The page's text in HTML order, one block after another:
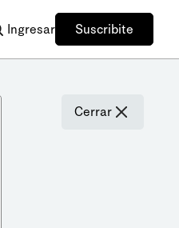
Ingresar Suscribite
Cerrar